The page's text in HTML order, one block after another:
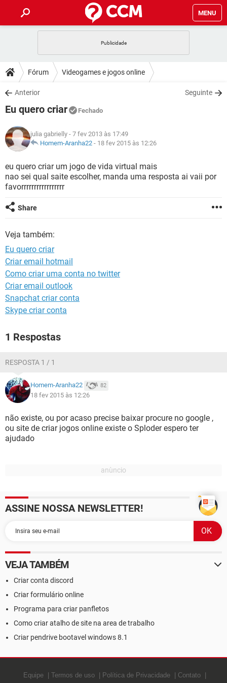
MENU
CELULAR FACEBOOK
OUTLOOK
INSTAGRAM
GUIA DE COMPRAS
DICAS
JOGOS WHATSAPP
INSTAGRAM GMAIL
GUIA DE COMPRAS
DOWNLOADS
JOGOS
CELULAR
OUTLOOK EXCEL
GMAIL
GUIA DE COMPRAS
FÓRUM
JOGOS WHATSAPP
CELULAR
OUTLOOK EXCEL
INSTAGRAM
GUIA DE COMPRAS
GLOSSÁRIO
WHATSAPP
CELULAR FACEBOOK
INSTAGRAM
GUIA DE COMPRAS
Fórum Videogames e jogos online
Anterior Seguinte
Eu quero criar Fechado
julia gabrielly - 7 fev 2013 às 17:49
Homem-Aranha22 - 18 fev 2015 às 12:26
eu quero criar um jogo de vida virtual mais
nao sei qual saite escolher, manda uma resposta ai vaii por
favorrrrrrrrrrrrrrrrr
Share
Veja também:
Eu quero criar
Criar email hotmail
Como criar uma conta no twitter
Criar email outlook
Snapchat criar conta
Skype criar conta
1 Respostas
RESPOSTA 1 / 1
Homem-Aranha22 82
18 fev 2015 às 12:26
não existe, ou por acaso precise baixar procure no google ,
ou site de criar jogos online existe o Sploder espero ter
ajudado
ASSINE NOSSA NEWSLETTER!
VEJA TAMBÉM
Criar conta discord
Criar formulário online
Programa para criar panfletos
Como criar atalho de site na area de trabalho
Criar pendrive bootavel windows 8.1
Equipe Termos de uso Política de Privacidade Contato